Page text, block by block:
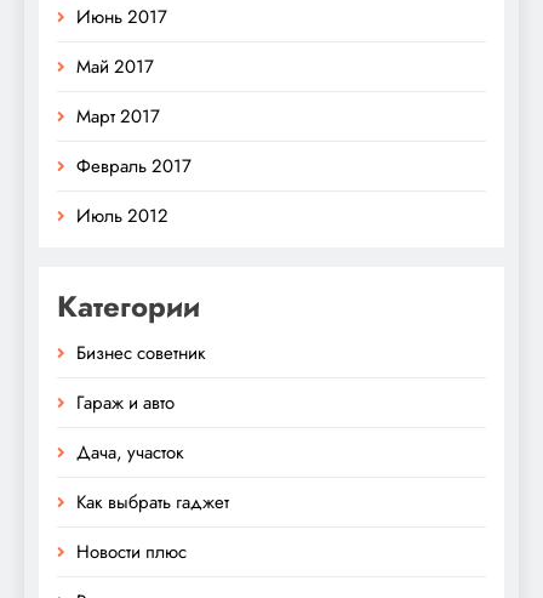
Июнь 2017
Май 2017
Март 2017
Февраль 2017
Июль 2012
Категории
Бизнес советник
Гараж и авто
Дача, участок
Как выбрать гаджет
Новости плюс